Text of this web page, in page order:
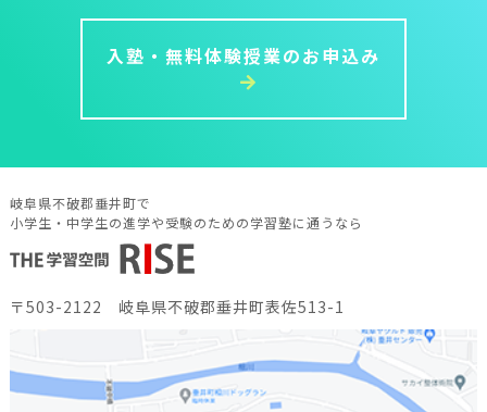
入塾・無料体験授業のお申込み
岐阜県不破郡垂井町で
小学生・中学生の進学や受験のための学習塾に通うなら
〒503-2122 岐阜県不破郡垂井町表佐513-1